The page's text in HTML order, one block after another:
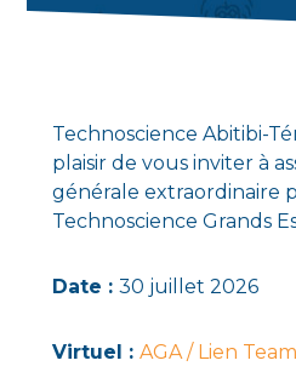
Technoscience Abitibi-
plaisir de vous inviter à
générale extraordinaire
Technoscience Grands
Date : 30 juillet 2026
Virtuel : AGA / Lien